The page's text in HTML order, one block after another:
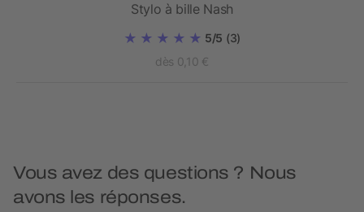
Stylo à bille Nash
5/5 (3)
dès 0,10 €
Vous avez des questions ? Nous
avons les réponses.